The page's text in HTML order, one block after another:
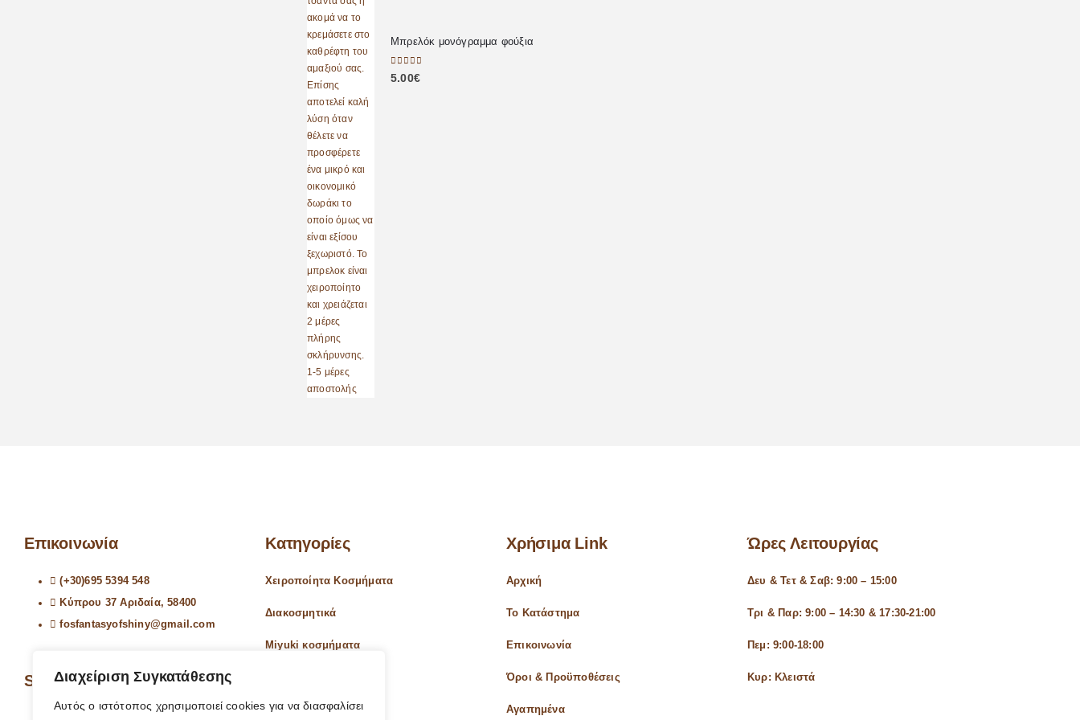
Διαχείριση Συγκατάθεσης
Αυτός ο ιστότοπος χρησιμοποιεί cookies για να διασφαλίσει
Μπρελόκ μονόγραμμα φούξια
0 out of 5
5.00€
Επικοινωνία
(+30)695 5394 548
Κύπρου 37 Αριδαία, 58400
fosfantasyofshiny@gmail.com
Social Media
Κατηγορίες
Χειροποίητα Κοσμήματα
Διακοσμητικά
Miyuki κοσμήματα
Είδη γραφείου
Χρήσιμα Link
Αρχική
Το Κατάστημα
Επικοινωνία
Όροι & Προϋποθέσεις
Αγαπημένα
Ώρες Λειτουργίας
Δευ & Τετ & Σαβ: 9:00 – 15:00
Τρι & Παρ: 9:00 – 14:30 & 17:30-21:00
Πεμ: 9:00-18:00
Κυρ: Κλειστά